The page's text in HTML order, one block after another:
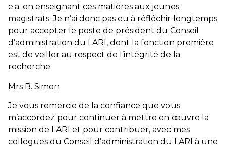
e.a. en enseignant ces matières aux jeunes
magistrats. Je n’ai donc pas eu à réfléchir longtemps
pour accepter le poste de président du Conseil
d’administration du LARI, dont la fonction première
est de veiller au respect de l’intégrité de la
recherche.
Mrs B. Simon
Je vous remercie de la confiance que vous
m’accordez pour continuer à mettre en œuvre la
mission de LARI et pour contribuer, avec mes
collègues du Conseil d’administration du LARI à une